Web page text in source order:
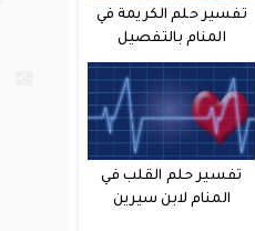
تفسير حلم الكريمة في
المنام بالتفصيل
تفسير حلم القلب في
المنام لابن سيرين